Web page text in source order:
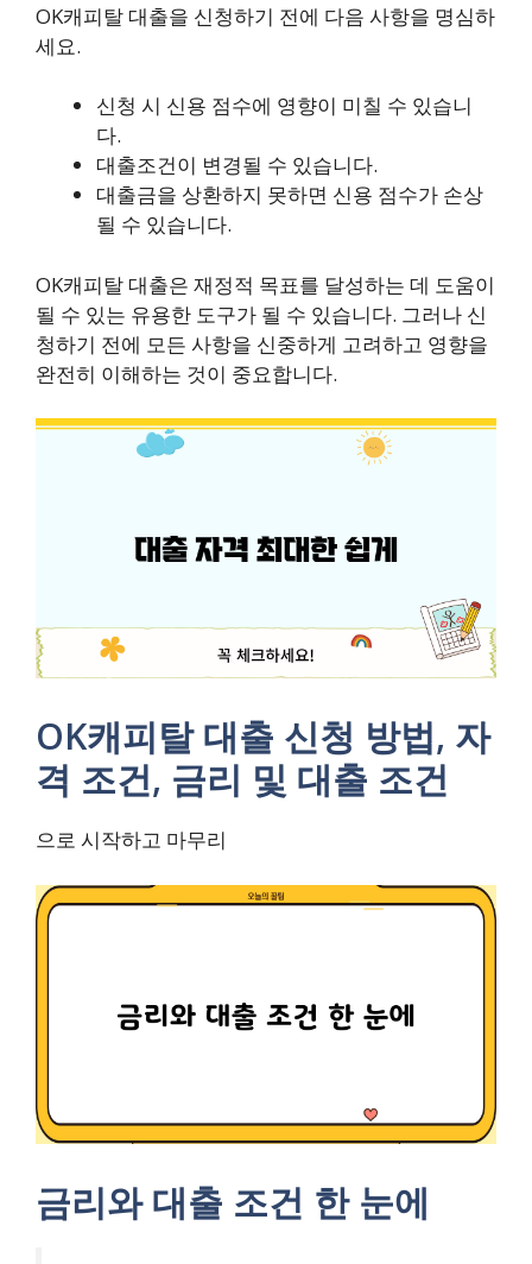
OK캐피탈 대출을 신청하기 전에 다음 사항을 명심하
세요.
신청 시 신용 점수에 영향이 미칠 수 있습니
다.
대출조건이 변경될 수 있습니다.
대출금을 상환하지 못하면 신용 점수가 손상
될 수 있습니다.
OK캐피탈 대출은 재정적 목표를 달성하는 데 도움이
될 수 있는 유용한 도구가 될 수 있습니다. 그러나 신
청하기 전에 모든 사항을 신중하게 고려하고 영향을
완전히 이해하는 것이 중요합니다.
OK캐피탈 대출 신청 방법, 자
격 조건, 금리 및 대출 조건
으로 시작하고 마무리
금리와 대출 조건 한 눈에